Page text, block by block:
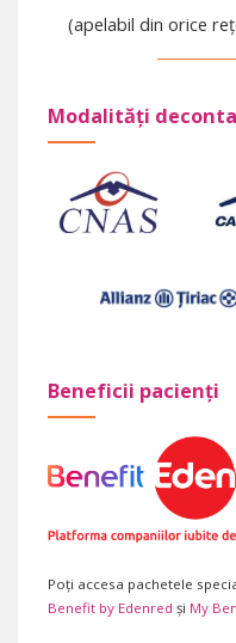
(apelabil din orice
Modalități
Beneficii pacienți
Poți accesa pachetele
Benefit by Edenred și My